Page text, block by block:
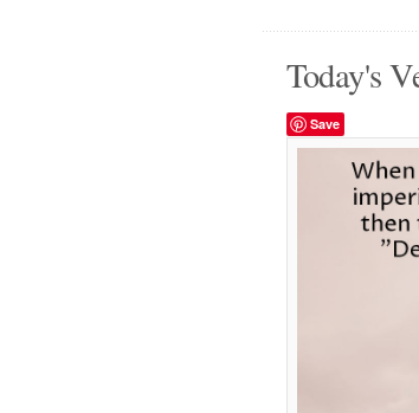
Today's
Save